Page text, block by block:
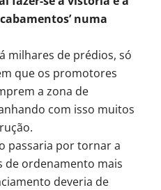
numa
milhares de prédios, só
que os promotores
a zona de
com isso muitos
passaria por tornar a
de ordenamento mais
deveria de